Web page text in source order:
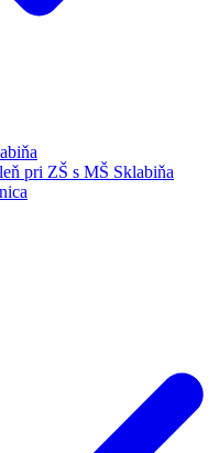
pri ZŠ s MŠ Sklabiňa